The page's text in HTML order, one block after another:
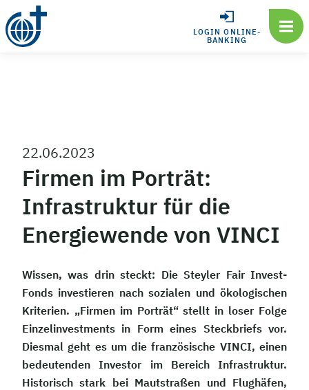
LOGIN ONLINE-
BANKING
22.06.2023
Firmen im Porträt:
Infrastruktur für die
Energiewende von VINCI
Wissen, was drin steckt: Die Steyler Fair Invest-
Fonds investieren nach sozialen und ökologischen
Kriterien. „Firmen im Porträt“ stellt in loser Folge
Einzelinvestments in Form eines Steckbriefs vor.
Diesmal geht es um die französische VINCI, einen
bedeutenden Investor im Bereich Infrastruktur.
Historisch stark bei Mautstraßen und Flughäfen,